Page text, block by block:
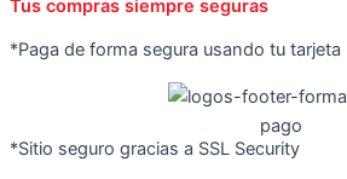
Tus compras siempre seguras
*Paga de forma segura usando tu tarjeta
*Sitio seguro gracias a SSL Security